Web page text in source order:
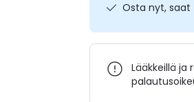
Osta nyt, saat
Lääkkeillä